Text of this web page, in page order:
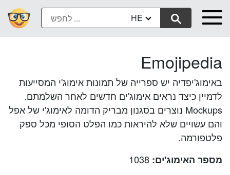
HE
Emojipedia
באימוג'יפדיה יש ספרייה של תמונות אימוג'י המסייעות
לדמיין כיצד נראים אימוג'ים חדשים לאחר השלמתם.
Mockups נוצרים בסגנון מבריק הדומה לאימוג'י של אפל
והם עשויים שלא להיראות כמו הפלט הסופי מכל ספק
פלטפורמה.
מספר האימוג'ים: 1038